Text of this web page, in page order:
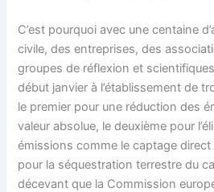
C’est pourquoi avec une centaine
civile, des entreprises, des
groupes de réflexion et
début janvier à l’établissement de
le premier pour une réduction des
valeur absolue, le deuxième pour
émissions comme le captage direct
pour la séquestration terrestre du
décevant que la Commission